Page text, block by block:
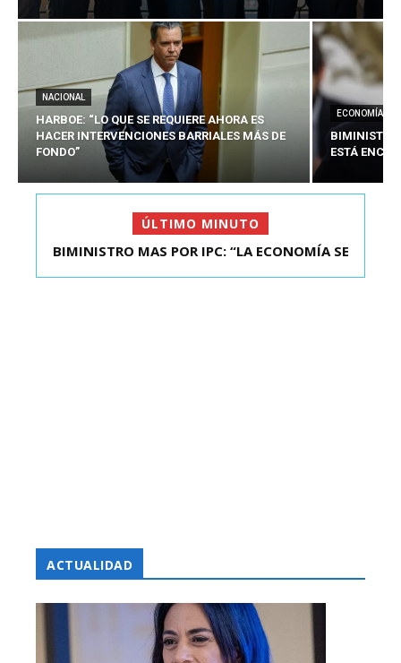
NACIONAL
HARBOE: “LO QUE SE REQUIERE AHORA ES
HACER INTERVENCIONES BARRIALES MÁS DE
FONDO”
ECONOMÍA
BIMINISTRO
ESTÁ
ÚLTIMO MINUTO
KAST SE REUNIÓ CON EL PRESIDENTE ELECTO DE
BIMINISTRO MAS POR IPC: “LA ECONOMÍA SE
ACTUALIDAD